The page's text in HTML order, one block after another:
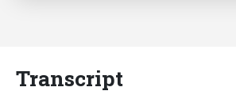
Transcript